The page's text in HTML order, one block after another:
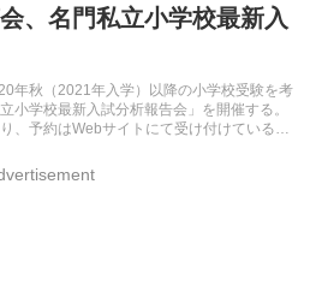
高校 過去問 人気記事
、名門私立小学校最新入
年秋（2021年入学）以降の小学校受験を考
小学校最新入試分析報告会」を開催する。
、予約はWebサイトにて受け付けている。